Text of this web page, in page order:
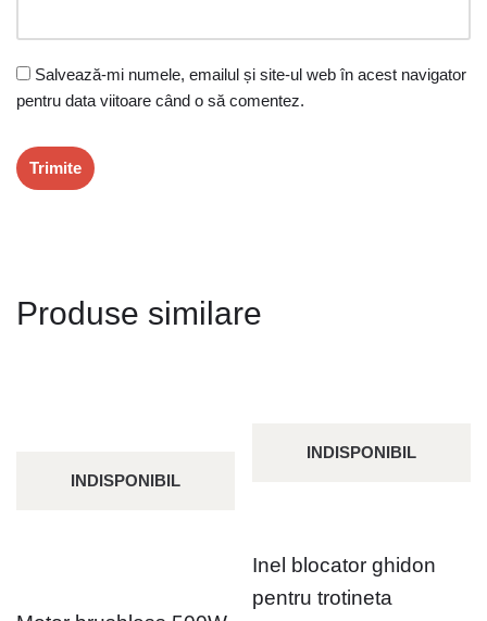
Salvează-mi numele, emailul și site-ul web în acest navigator
pentru data viitoare când o să comentez.
Produse similare
INDISPONIBIL
INDISPONIBIL
Inel blocator ghidon
pentru trotineta